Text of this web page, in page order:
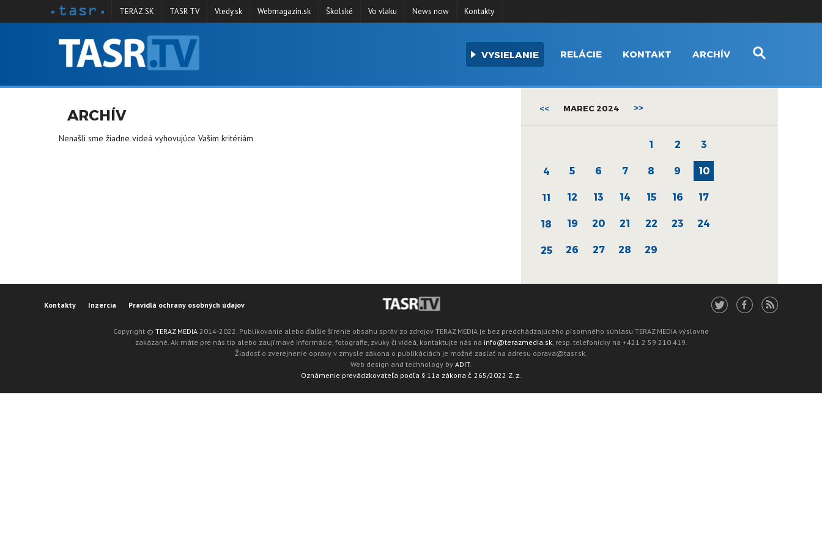
TERAZ.SK TASR TV Vtedy.sk Webmagazín.sk Školské Vo vlaku News now Kontakty
VYSIELANIE RELÁCIE KONTAKT ARCHÍV
ARCHÍV
Nenašli sme žiadne videá vyhovujúce Vašim kritériám
<< MAREC 2024 >>
1 2 3
4 5 6 7 8 9 10
11 12 13 14 15 16 17
18 19 20 21 22 23 24
25 26 27 28 29
Kontakty Inzercia Pravidlá ochrany osobných údajov
Copyright © TERAZ MEDIA 2014-2022. Publikovanie alebo ďalšie šírenie obsahu správ zo zdrojov TERAZ MEDIA je bez predchádzajúceho písomného súhlasu TERAZ MEDIA výslovne
zakázané. Ak máte pre nás tip alebo zaujímavé informácie, fotografie, zvuky či videá, kontaktujte nás na info@terazmedia.sk, resp. telefonicky na +421 2 59 210 419.
Žiadosť o zverejnenie opravy v zmysle zákona o publikáciách je možné zaslať na adresu oprava@tasr.sk.
Web design and technology by ADIT.
Oznámenie prevádzkovateľa podľa § 11a zákona č. 265/2022 Z. z.